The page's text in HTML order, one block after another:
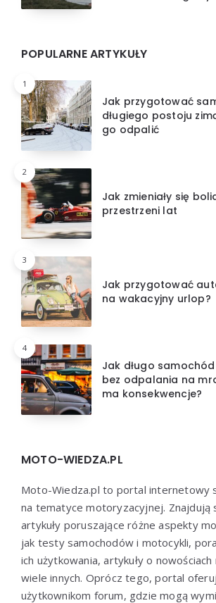
POPULARNE ARTYKUŁY
1
Jak przygotować
długiego postoju
go odpalić
2
Jak zmieniały się
przestrzeni lat
3
Jak przygotować
na wakacyjny urlop?
4
Jak długo
bez odpalania na
ma konsekwencje?
MOTO-WIEDZA.PL
Moto-Wiedza.pl to portal internetowy
na tematyce motoryzacyjnej. Znajdują
artykuły poruszające różne aspekty
jak testy samochodów i motocykli,
ich użytkowania, artykuły o
wiele innych. Oprócz tego, portal
użytkownikom forum, gdzie mogą